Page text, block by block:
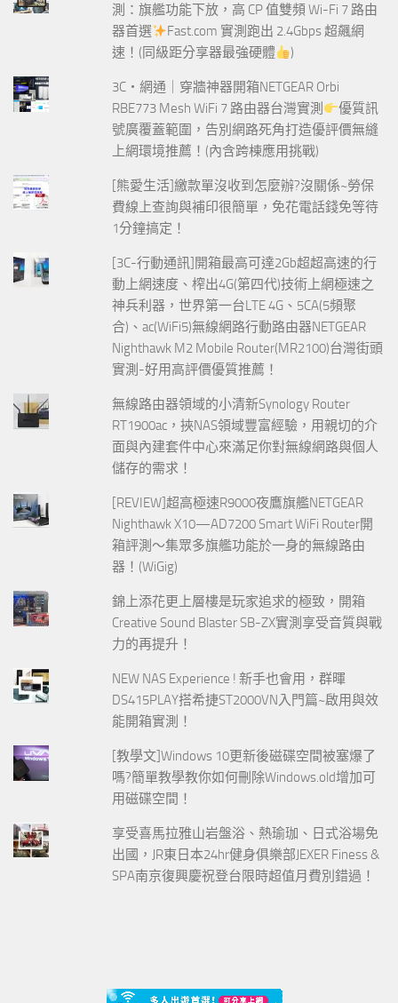
測：旗艦功能下放，高 CP 值雙頻 Wi-Fi 7 路由
器首選
Fast.com 實測跑出 2.4Gbps 超飆網
速！(同級距分享器最強硬體
)
3C‧網通｜穿牆神器開箱NETGEAR Orbi
RBE773 Mesh WiFi 7 路由器台灣實測
優質訊
號廣覆蓋範圍，告別網路死角打造優評價無縫
上網環境推薦！(內含跨棟應用挑戰)
[熊愛生活]繳款單沒收到怎麼辦?沒關係~勞保
費線上查詢與補印很簡單，免花電話錢免等待
1分鐘搞定！
[3C-行動通訊]開箱最高可達2Gb超超高速的行
動上網速度、榨出4G(第四代)技術上網極速之
神兵利器，世界第一台LTE 4G、5CA(5頻聚
合)、ac(WiFi5)無線網路行動路由器NETGEAR
Nighthawk M2 Mobile Router(MR2100)台灣街頭
實測-好用高評價優質推薦！
無線路由器領域的小清新Synology Router
RT1900ac，挾NAS領域豐富經驗，用親切的介
面與內建套件中心來滿足你對無線網路與個人
儲存的需求！
[REVIEW]超高極速R9000夜鷹旗艦NETGEAR
Nighthawk X10—AD7200 Smart WiFi Router開
箱評測～集眾多旗艦功能於一身的無線路由
器！(WiGig)
錦上添花更上層樓是玩家追求的極致，開箱
Creative Sound Blaster SB-ZX實測享受音質與戰
力的再提升！
NEW NAS Experience ! 新手也會用，群暉
DS415PLAY搭希捷ST2000VN入門篇~啟用與效
能開箱實測！
[教學文]Windows 10更新後磁碟空間被塞爆了
嗎?簡單教學教你如何刪除Windows.old增加可
用磁碟空間！
享受喜馬拉雅山岩盤浴、熱瑜珈、日式浴場免
出國，JR東日本24hr健身俱樂部JEXER Finess &
SPA南京復興慶祝登台限時超值月費別錯過！